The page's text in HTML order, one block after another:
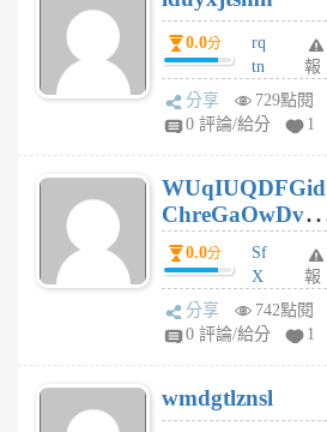
前
0.0分
rq
tn
jt
gl
個
月
前
報
分享
729點閱
0 評論/給分
1
WUqIUQDFGid
ChreGaOwDv
dY0.0分
Sf
X
Pe
Jc
R
P
報
分享
742點閱
0 評論/給分
1
wmdgtlznsl